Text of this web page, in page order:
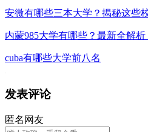
安微有哪些三本大学？揭秘这些
内蒙985大学有哪些？最新全解析
cuba有哪些大学前八名
发表评论
匿名网友